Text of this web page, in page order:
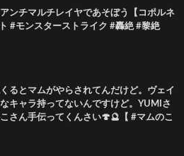
アンチマルチレイヤであそぼう【コポルネ
#モンスターストライク #轟絶 #黎絶
るとマムがやらされてんだけど。ヴェイ
キャラ持ってないんですけど。YUMIさ
さん手伝ってくんさい🍄🔮【 #マムのこ